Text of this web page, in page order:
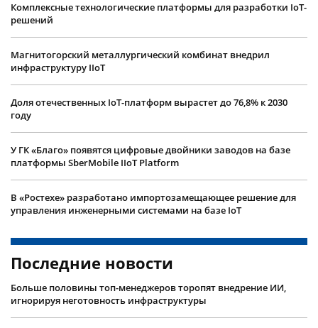
Комплексные технологические платформы для разработки IoT-
решений
Магнитогорский металлургический комбинат внедрил
инфраструктуру IIoT
Доля отечественных IoT-платформ вырастет до 76,8% к 2030
году
У ГК «Благо» появятся цифровые двойники заводов на базе
платформы SberMobile IIoT Platform
В «Ростехе» разработано импортозамещающее решение для
управления инженерными системами на базе IoT
Последние новости
Больше половины топ-менеджеров торопят внедрение ИИ,
игнорируя неготовность инфраструктуры